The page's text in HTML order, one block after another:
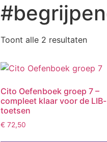
Toont alle 2 resultaten
Cito Oefenboek groep 7 –
compleet klaar voor de LIB-
toetsen
€ 72,50